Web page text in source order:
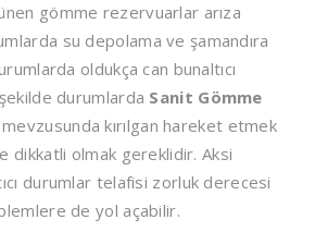
gömme rezervuarlar arıza
su depolama ve şamandıra
oldukça can bunaltıcı
durumlarda Sanit Gömme
mevzusunda kırılgan hareket etmek
dikkatli olmak gereklidir. Aksi
durumlar telafisi zorluk derecesi
de yol açabilir.